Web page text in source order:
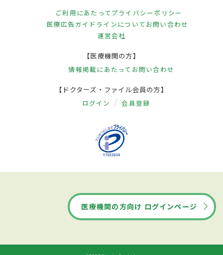
ご利用にあたってプライバシーポリシー
医療広告ガイドラインについてお問い合わせ
運営会社
【医療機関の方】
情報掲載にあたって お問い合わせ
【ドクターズ・ファイル会員の方】
ログイン 会員登録
医療機関の方向け ログインページ